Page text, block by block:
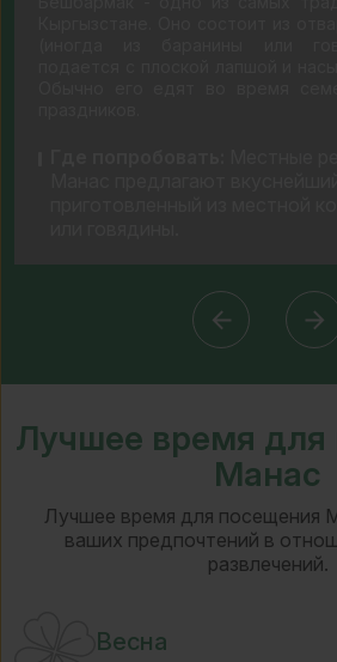
Лучшее время для
Манас
Лучшее время для посещения
ваших предпочтений в
развлечений.
Весна